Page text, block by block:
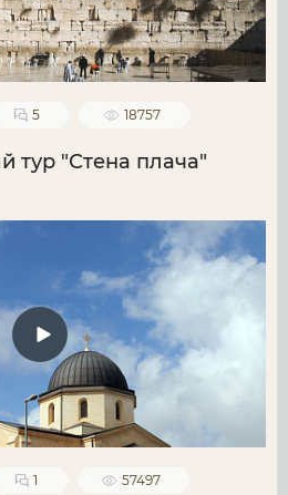
5 18757
тур "Стена плача"
1 57497